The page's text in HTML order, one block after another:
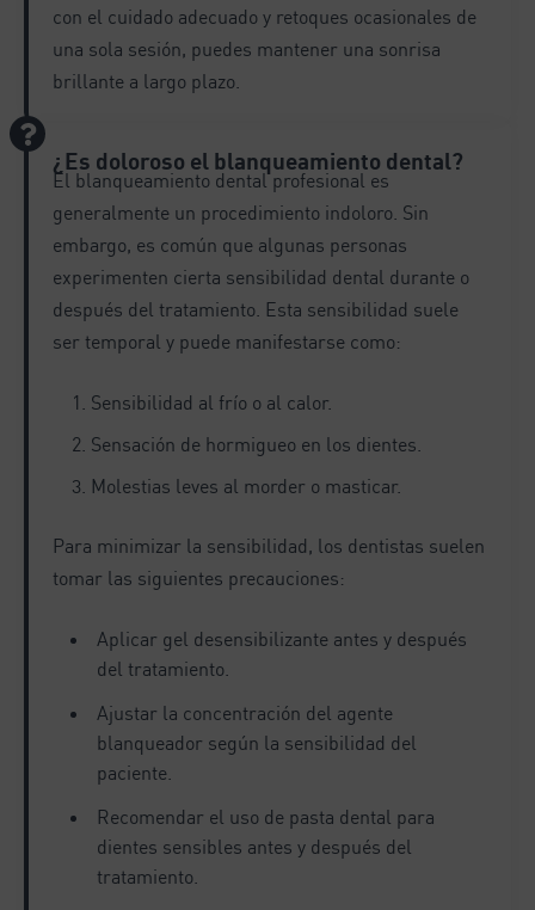
con el cuidado adecuado y retoques ocasionales de
una sola sesión, puedes mantener una sonrisa
brillante a largo plazo.
¿Es doloroso el blanqueamiento dental?
El blanqueamiento dental profesional es
generalmente un procedimiento indoloro. Sin
embargo, es común que algunas personas
experimenten cierta sensibilidad dental durante o
después del tratamiento. Esta sensibilidad suele
ser temporal y puede manifestarse como:
Sensibilidad al frío o al calor.
Sensación de hormigueo en los dientes.
Molestias leves al morder o masticar.
Para minimizar la sensibilidad, los dentistas suelen
tomar las siguientes precauciones:
Aplicar gel desensibilizante antes y después
del tratamiento.
Ajustar la concentración del agente
blanqueador según la sensibilidad del
paciente.
Recomendar el uso de pasta dental para
dientes sensibles antes y después del
tratamiento.